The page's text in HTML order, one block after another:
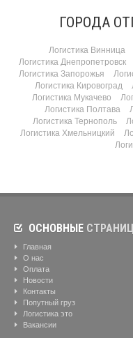
ГОРОДА
Логистика Винница
Логистика Днепропетровск
Логистика Запорожья
Логистика Кировоград
Логистика Мукачево
Логистика Полтава
Логистика Тернополь
Логистика Хмельницкий
ОСНОВНЫЕ
Главная
О нас
Оплата
Новости
Контакты
Попутный груз
Логистика это
Вакансии